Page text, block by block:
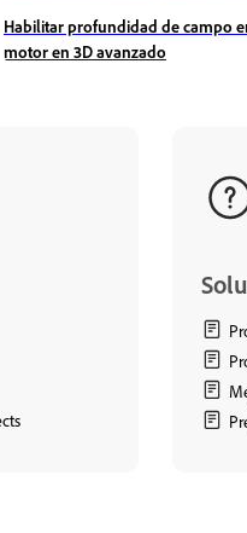
Habilitar profundidad de campo
motor en 3D avanzado